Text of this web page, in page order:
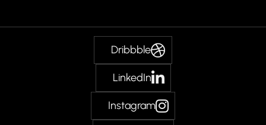
Dribbble
LinkedIn
Instagram